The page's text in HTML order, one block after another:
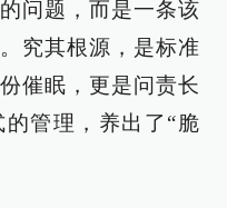
问题，而是一条该
究其根源，是标准
催眠，更是问责长
管理，养出了“脆